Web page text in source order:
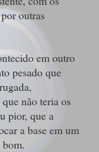
outras
em outro
pesado que
não teria os
pior, que a
a base em um
bom.